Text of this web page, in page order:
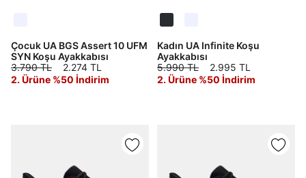
Çocuk UA BGS Assert 10 UFM
SYN Koşu Ayakkabısı
3.790 TL
2.274 TL
2. Ürüne %50 İndirim
Kadın UA Infinite Koşu
Ayakkabısı
5.990 TL
2.995 TL
2. Ürüne %50 İndirim
Daha hızlı ödeme. Hızlı sipariş takibi.